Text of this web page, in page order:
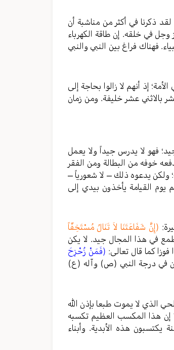
ذكرنا في أكثر من مناشبة أن
وجل في خلقه. إن طاقة الكهرباء
فهناك فراغ بين النبي والنبي
إذ أنهم لا زالوا بحاجة إلى
بالاثني عشر خليفة. ومن زمان
فهو لا يدرس جيداً ولا يعمل
خوفه من البطالة ومن الفقر
ولكن يدعوه ذلك – لا شعورياً –
يوم القيامة يأخذون بيدي إلى
(إِنَّ شَفَاعَتَنَا لاَ تَنَالُ مُسْتَخِفّاً
في هذا المجال جيد. لا يكن
كما قال تعالى: (فَمَنْ زُحْزِحَ
في درجة النبي (ص) وآله (ع)
الذي لا يموت طبعا بإذن الله
إن هذا المكسب العظيم تكسبه
هذه الأبدية. وأبناء